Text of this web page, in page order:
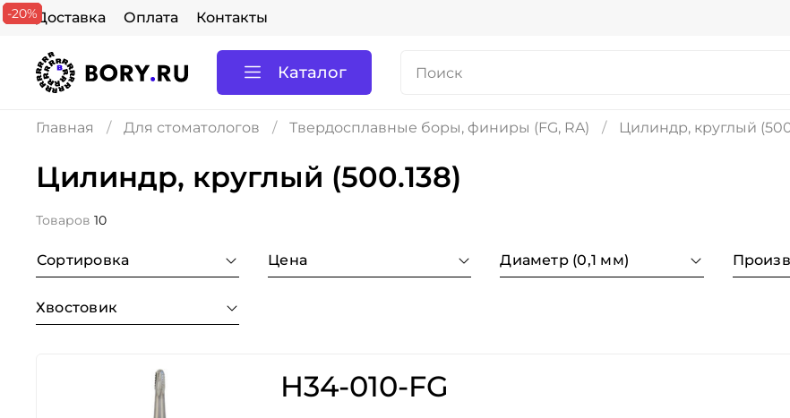
Доставка Оплата Контакты
Каталог
Главная Для стоматологов Твердосплавные боры, финиры (FG, RA) Цилиндр, круглый
Цилиндр, круглый (500.138)
Товаров 10
Сортировка Цена Диаметр (0,1 мм)
Хвостовик
-20%
H34-010-FG
-20%
-20%